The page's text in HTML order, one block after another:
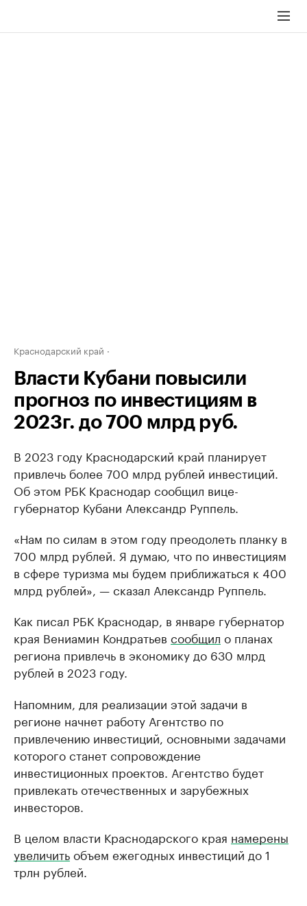
Краснодарский край
Власти Кубани повысили
прогноз по инвестициям в
2023г. до 700 млрд руб.
В 2023 году Краснодарский край планирует
привлечь более 700 млрд рублей инвестиций.
Об этом РБК Краснодар сообщил вице-
губернатор Кубани Александр Руппель.
«Нам по силам в этом году преодолеть планку в
700 млрд рублей. Я думаю, что по инвестициям
в сфере туризма мы будем приближаться к 400
млрд рублей», — сказал Александр Руппель.
Как писал РБК Краснодар, в январе губернатор
края Вениамин Кондратьев сообщил о планах
региона привлечь в экономику до 630 млрд
рублей в 2023 году.
Напомним, для реализации этой задачи в
регионе начнет работу Агентство по
привлечению инвестиций, основными задачами
которого станет сопровождение
инвестиционных проектов. Агентство будет
привлекать отечественных и зарубежных
инвесторов.
В целом власти Краснодарского края намерены
увеличитьобъем ежегодных инвестиций до 1
трлн рублей.